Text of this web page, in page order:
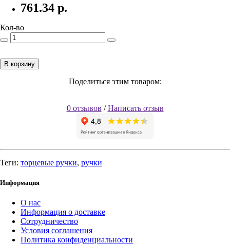
761.34 р.
Кол-во
В корзину
Поделиться этим товаром:
0 отзывов /Написать отзыв
Теги: торцевые ручки, ручки
Информация
О нас
Информация о доставке
Сотрудничество
Условия соглашения
Политика конфиденциальности